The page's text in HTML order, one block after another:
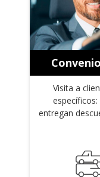
Visita a
entregan